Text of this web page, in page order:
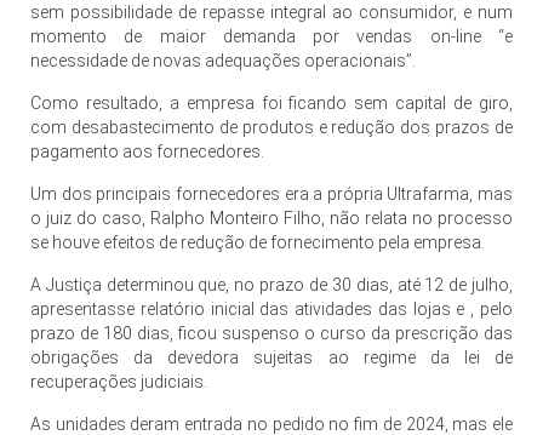
sem possibilidade de repasse integral ao consumidor, e num
momento de maior demanda por vendas on-line “e
necessidade de novas adequações operacionais”.
Como resultado, a empresa foi ficando sem capital de giro,
com desabastecimento de produtos e redução dos prazos de
pagamento aos fornecedores.
Um dos principais fornecedores era a própria Ultrafarma, mas
o juiz do caso, Ralpho Monteiro Filho, não relata no processo
se houve efeitos de redução de fornecimento pela empresa.
A Justiça determinou que, no prazo de 30 dias, até 12 de julho,
apresentasse relatório inicial das atividades das lojas e , pelo
prazo de 180 dias, ficou suspenso o curso da prescrição das
obrigações da devedora sujeitas ao regime da lei de
recuperações judiciais.
As unidades deram entrada no pedido no fim de 2024, mas ele